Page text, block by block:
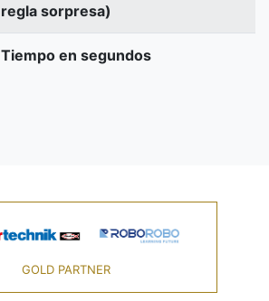
regla sorpresa)
Tiempo en segundos
GOLD PARTNER